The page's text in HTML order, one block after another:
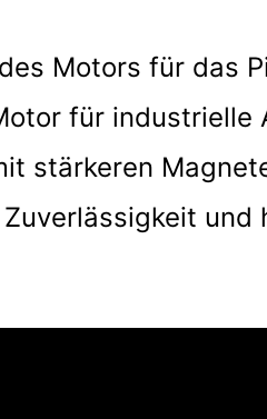
Motors für das
für industrielle
stärkeren